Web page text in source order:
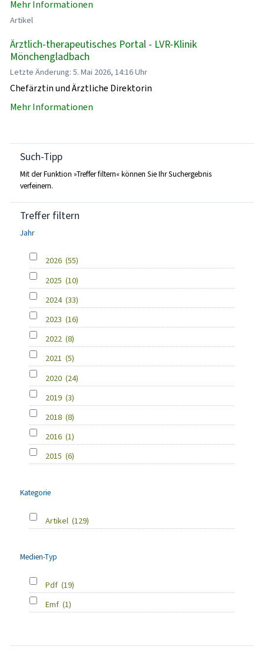
Mehr Informationen
Artikel
Ärztlich-therapeutisches Portal - LVR-Klinik
Mönchengladbach
Letzte Änderung: 5. Mai 2026, 14:16 Uhr
Chefärztin und Ärztliche Direktorin
Mehr Informationen
Such-Tipp
Mit der Funktion »Treffer filtern« können Sie Ihr Suchergebnis
verfeinern.
Treffer filtern
Jahr
2026 (55)
2025 (10)
2024 (33)
2023 (16)
2022 (8)
2021 (5)
2020 (24)
2019 (3)
2018 (8)
2016 (1)
2015 (6)
Kategorie
Artikel (129)
Medien-Typ
Pdf (19)
Emf (1)